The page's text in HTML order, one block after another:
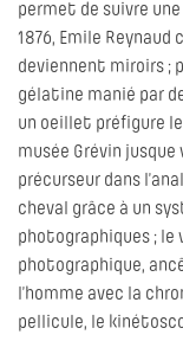
permet de suivre
1876, Emile
deviennent miroirs ;
gélatine manié par
un oeillet préfigure
musée Grévin
précurseur dans
cheval grâce à un
photographiques ; le
photographique,
l’homme avec la
pellicule, le